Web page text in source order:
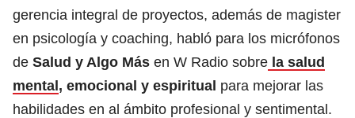
gerencia integral de proyectos, además de magister
en psicología y coaching, habló para los micrófonos
de Salud y Algo Más en W Radio sobre la salud
mental, emocional y espiritual para mejorar las
habilidades en al ámbito profesional y sentimental.